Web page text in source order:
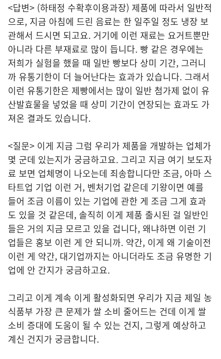
<답변> (하태정 수확후이용과장) 제품에 따라서 일반적
으로, 지금 아침에 드린 음료는 한 일주일 정도 냉장 보
관해서 드시면 되고요. 거기에 이런 재료는 요거트뿐만
아니라 다른 부재료로 많이 듭니다. 빵 같은 경우에는
저희가 실험을 했을 때 일반 빵보다 상미 기간, 그러니
까 유통기한이 더 늘어난다는 효과가 있습니다. 그래서
이런 유통기한은 제빵에서는 많이 일반 첨가제 없이 유
산발효물을 넣었을 때 상미 기간이 연장되는 효과도 가
져온 결과도 있습니다.
<질문> 이게 지금 그럼 우리가 제품을 개발하는 업체가
몇 군데 있는지가 궁금하고요. 그리고 지금 여기 보도자
료 보면 업체명이 나오는데 죄송합니다만 조금, 아마 스
타트업 기업 이런 거, 벤처기업 같은데 기왕이면 예를
들어 조금 이름이 있는 기업에 관한 게 조금 그게 효과
도 있을 것 같은데, 솔직히 이게 제품 출시된 걸 일반인
들은 거의 지금 모르고 있을 겁니다, 왜냐하면 이런 기
업들은 홍보 이런 게 안 되니까. 약간, 이게 왜 기술이전
이런 게 약간, 대기업까지는 아니더라도 조금 유명한 기
업에 안 간지가 궁금하고요.
그리고 이게 계속 이게 활성화되면 우리가 지금 제일 농
식품부 가장 큰 문제가 쌀 소비 줄어드는 건데 이게 쌀
소비 증대에 도움이 될 수 있는 건지, 그렇게 예상하고
계신 건지가 궁금합니다.